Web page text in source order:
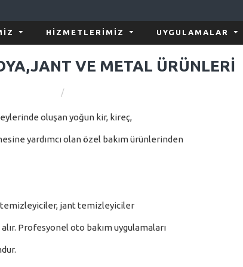
HIZMETLERIMIZ UYGULAMALAR
VE METAL ÜRÜNLERI
oluşan yoğun kir, kireç,
yardımcı olan özel bakım ürünlerinden
temizleyiciler, jant temizleyiciler
Profesyonel oto bakım uygulamaları